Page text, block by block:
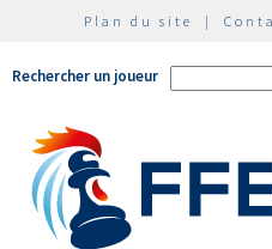
Plan du site |
Rechercher un joueur